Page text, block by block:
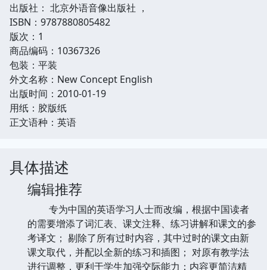
出版社： 北京外语音像出版社 ，
ISBN：9787880805482
版次：1
商品编码：10367326
包装：平装
外文名称：New Concept English
出版时间：2010-01-19
用纸：胶版纸
正文语种：英语
具体描述
编辑推荐
专为中国的英语学习人士而改编，根据中国读者
的需要增添了词汇表、课文注释、练习讲解和课文的参
考译文； 剔除了所有过时内容，其中过时的课文由新
课文取代，并配以全新的练习和插图； 对原有教学法
进行调整，更利于学生加强交际能力；内容更简洁精